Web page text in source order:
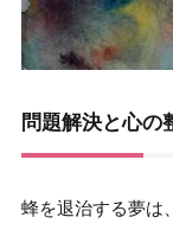
問題解決と心の
蜂を退治する夢は